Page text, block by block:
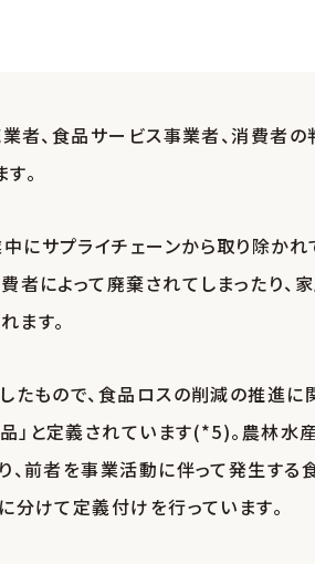
者、食品サービス事業者、消費者の
。
にサプライチェーンから取り除かれ
者によって廃棄されてしまったり、
ます。
たもので、食品ロスの削減の推進に
」と定義されています(*5)。農林水
、前者を事業活動に伴って発生する
分けて定義付けを行っています。